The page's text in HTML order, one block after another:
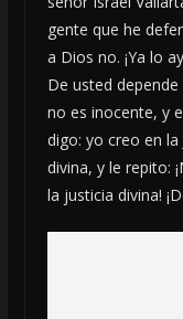
gente que he
a Dios no. ¡Ya lo
De usted
no es inocente, y
digo: yo creo en la
divina, y le repito:
la justicia divina!